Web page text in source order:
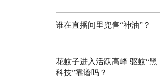
谁在直播间里兜售“神油”？
花蚊子进入活跃高峰 驱蚊“黑
科技”靠谱吗？